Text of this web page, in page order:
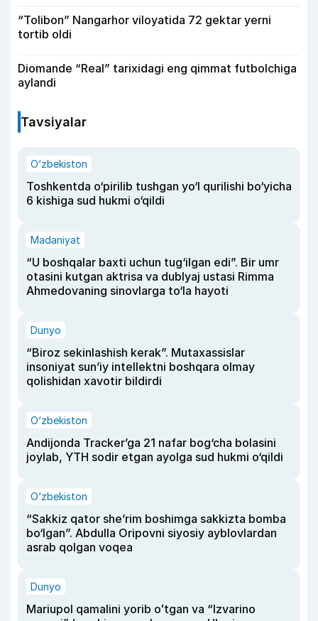
“Tolibon” Nangarhor viloyatida 72 gektar yerni
tortib oldi
Diomande “Real” tarixidagi eng qimmat futbolchiga
aylandi
Tavsiyalar
O‘zbekiston
Toshkentda o‘pirilib tushgan yo‘l qurilishi bo‘yicha
6 kishiga sud hukmi o‘qildi
Madaniyat
“U boshqalar baxti uchun tug‘ilgan edi”. Bir umr
otasini kutgan aktrisa va dublyaj ustasi Rimma
Ahmedovaning sinovlarga to‘la hayoti
Dunyo
“Biroz sekinlashish kerak”. Mutaxassislar
insoniyat sun’iy intellektni boshqara olmay
qolishidan xavotir bildirdi
O‘zbekiston
Andijonda Tracker’ga 21 nafar bog‘cha bolasini
joylab, YTH sodir etgan ayolga sud hukmi o‘qildi
O‘zbekiston
“Sakkiz qator she’rim boshimga sakkizta bomba
bo‘lgan”. Abdulla Oripovni siyosiy ayblovlardan
asrab qolgan voqea
Dunyo
Mariupol qamalini yorib oʻtgan va “Izvarino